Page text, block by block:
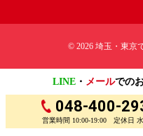
© 2026 埼玉・東京
LINE・ メールでの
048-400-
営業時間 10:00-19:00 定休日